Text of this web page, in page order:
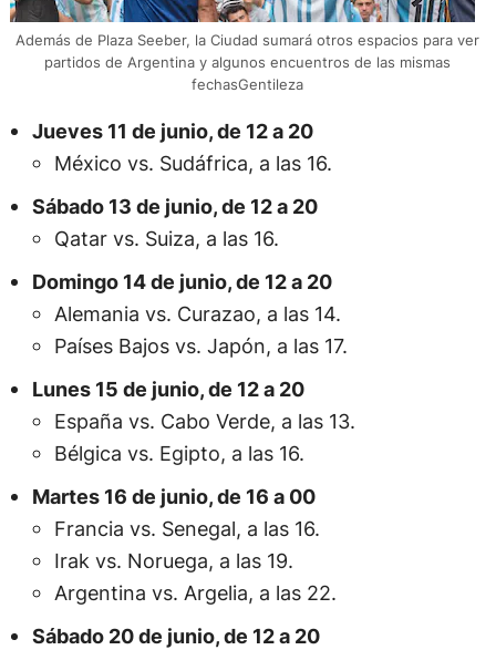
Además de Plaza Seeber, la Ciudad sumará otros espacios para ver
partidos de Argentina y algunos encuentros de las mismas
fechasGentileza
Jueves 11 de junio, de 12 a 20
México vs. Sudáfrica, a las 16.
Sábado 13 de junio, de 12 a 20
Qatar vs. Suiza, a las 16.
Domingo 14 de junio, de 12 a 20
Alemania vs. Curazao, a las 14.
Países Bajos vs. Japón, a las 17.
Lunes 15 de junio, de 12 a 20
España vs. Cabo Verde, a las 13.
Bélgica vs. Egipto, a las 16.
Martes 16 de junio, de 16 a 00
Francia vs. Senegal, a las 16.
Irak vs. Noruega, a las 19.
Argentina vs. Argelia, a las 22.
Sábado 20 de junio, de 12 a 20